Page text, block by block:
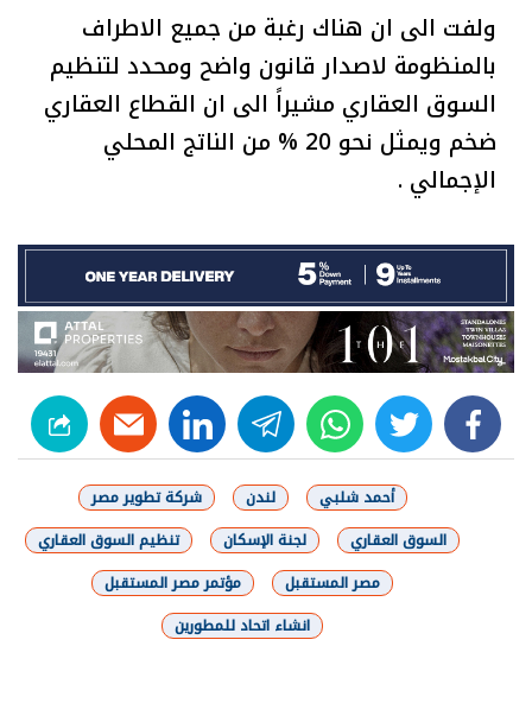
ولفت الى ان هناك رغبة من جميع الاطراف
بالمنظومة لاصدار قانون واضح ومحدد لتنظيم
السوق العقاري مشيراً الى ان القطاع العقاري
ضخم ويمثل نحو 20 % من الناتج المحلي
الإجمالي .
facebook
twitter
whats
telegram
linkedin
أحمد شلبي لندن
شركة تطوير مصر
السوق العقاري
لجنة الإسكان
تنظيم السوق العقاري
مصر المستقبل
مؤتمر مصر المستقبل
انشاء اتحاد للمطورين